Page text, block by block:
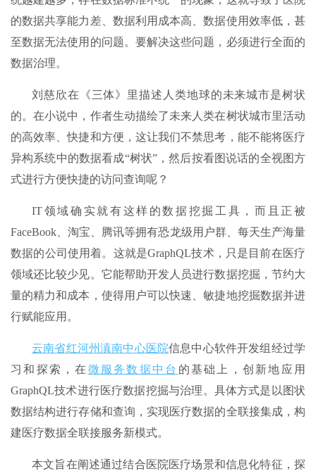
的数据共享能力差、数据利用成本高、数据使用效率低，甚
至数据无法使用的问题。要解决这些问题，必须进行全面的
数据治理。
刘慈欣在《三体》里描述人类地球的未来城市是树状
的。在小说中，作者生动描绘了未来人类在树状城市里活动
的高效率、快捷和方便，这让我们不禁思考，能不能将医疗
异构系统中的数据看成“树状”，然后按看图说话的全视图方
式进行方便快捷的访问查询呢？
IT领域确实就有这样的数据挖掘工具，而且正被
FaceBook、淘宝、腾讯等拥有恐龙级用户群、每天生产海量
数据的公司使用着。这就是GraphQL技术，只是目前在医疗
领域还比较少见。它能帮助开发人员进行数据挖掘，节约大
量的精力和成本，使得用户可以快速、敏捷地挖掘数据并进
行赋能应用。
云南省红河州滇南中心医院信息中心软件开发组经过学
习和探索，在 微服务数据中台 的基础上，创新地应用
GraphQL技术进行医疗数据挖掘与治理。具体方式是以图状
数据结构进行存储和查询，实现医疗数据的全联接集成，构
建医疗数据全联接服务新模式。
本文旨在阐述通过结合医院医疗场景和信息化特征，探